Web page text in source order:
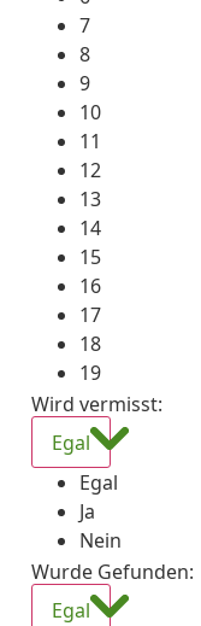
7
8
9
10
11
12
13
14
15
16
17
18
19
Wird vermisst:
Egal
Egal
Ja
Nein
Wurde Gefunden:
Egal